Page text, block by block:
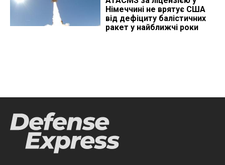
Німеччині не врятує США
від дефіциту балістичних
ракет у найближчі роки